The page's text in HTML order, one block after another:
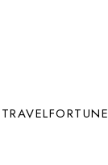
TRAVELFORTUNE